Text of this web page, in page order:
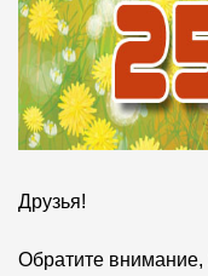
Друзья!
Обратите внимание,